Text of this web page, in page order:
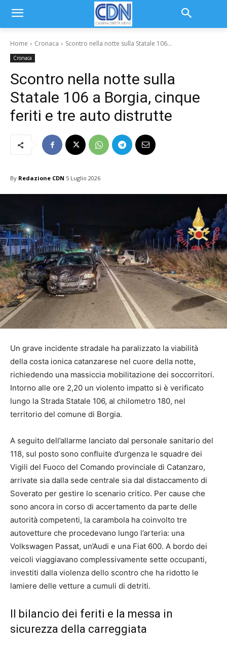
Home Cronaca Scontro nella notte sulla Statale 106...
Cronaca
Scontro nella notte sulla
Statale 106 a Borgia, cinque
feriti e tre auto distrutte
By Redazione CDN 5 Luglio 2026
Un grave incidente stradale ha paralizzato la viabilità
della costa ionica catanzarese nel cuore della notte,
richiedendo una massiccia mobilitazione dei soccorritori.
Intorno alle ore 2,20 un violento impatto si è verificato
lungo la Strada Statale 106, al chilometro 180, nel
territorio del comune di Borgia.
A seguito dell’allarme lanciato dal personale sanitario del
118, sul posto sono confluite d’urgenza le squadre dei
Vigili del Fuoco del Comando provinciale di Catanzaro,
arrivate sia dalla sede centrale sia dal distaccamento di
Soverato per gestire lo scenario critico. Per cause che
sono ancora in corso di accertamento da parte delle
autorità competenti, la carambola ha coinvolto tre
autovetture che procedevano lungo l’arteria: una
Volkswagen Passat, un’Audi e una Fiat 600. A bordo dei
veicoli viaggiavano complessivamente sette occupanti,
investiti dalla violenza dello scontro che ha ridotto le
lamiere delle vetture a cumuli di detriti.
Il bilancio dei feriti e la messa in
sicurezza della carreggiata